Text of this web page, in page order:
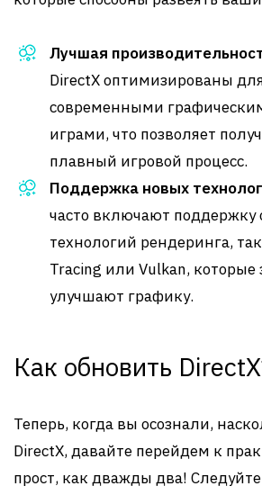
Лучшая
DirectX оптимизированы
современными
играми, что позволяет
плавный игровой процесс.
Поддержка новых
часто включают поддержку
технологий рендеринга,
Tracing или Vulkan, которые
улучшают графику.
Как обновить
Теперь, когда вы осознали,
DirectX, давайте перейдем к
прост, как дважды два!